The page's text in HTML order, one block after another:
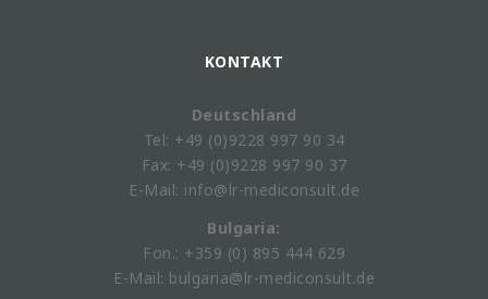
KONTAKT
Deutschland
Tel: +49 (0)9228 997 90 34
Fax: +49 (0)9228 997 90 37
E-Mail: info@lr-mediconsult.de
Bulgaria:
Fon.: +359 (0) 895 444 629
E-Mail: bulgaria@lr-mediconsult.de